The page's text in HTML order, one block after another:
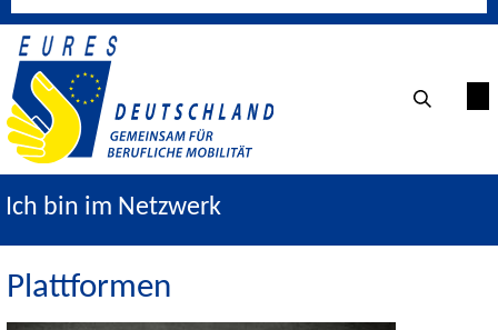
Ich bin im Netzwerk
Plattformen